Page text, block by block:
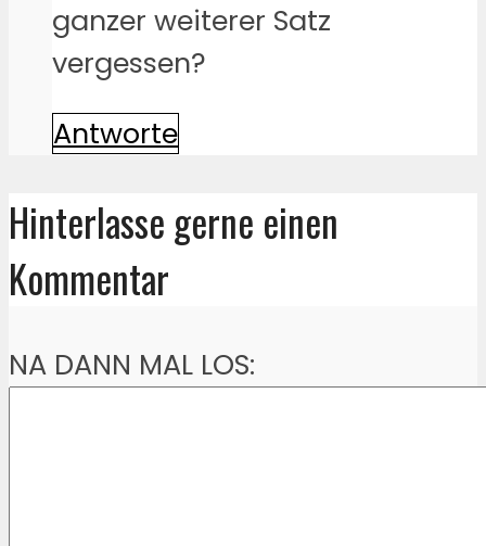
ganzer weiterer Satz
vergessen?
Antworte
Hinterlasse gerne einen
Kommentar
NA DANN MAL LOS: